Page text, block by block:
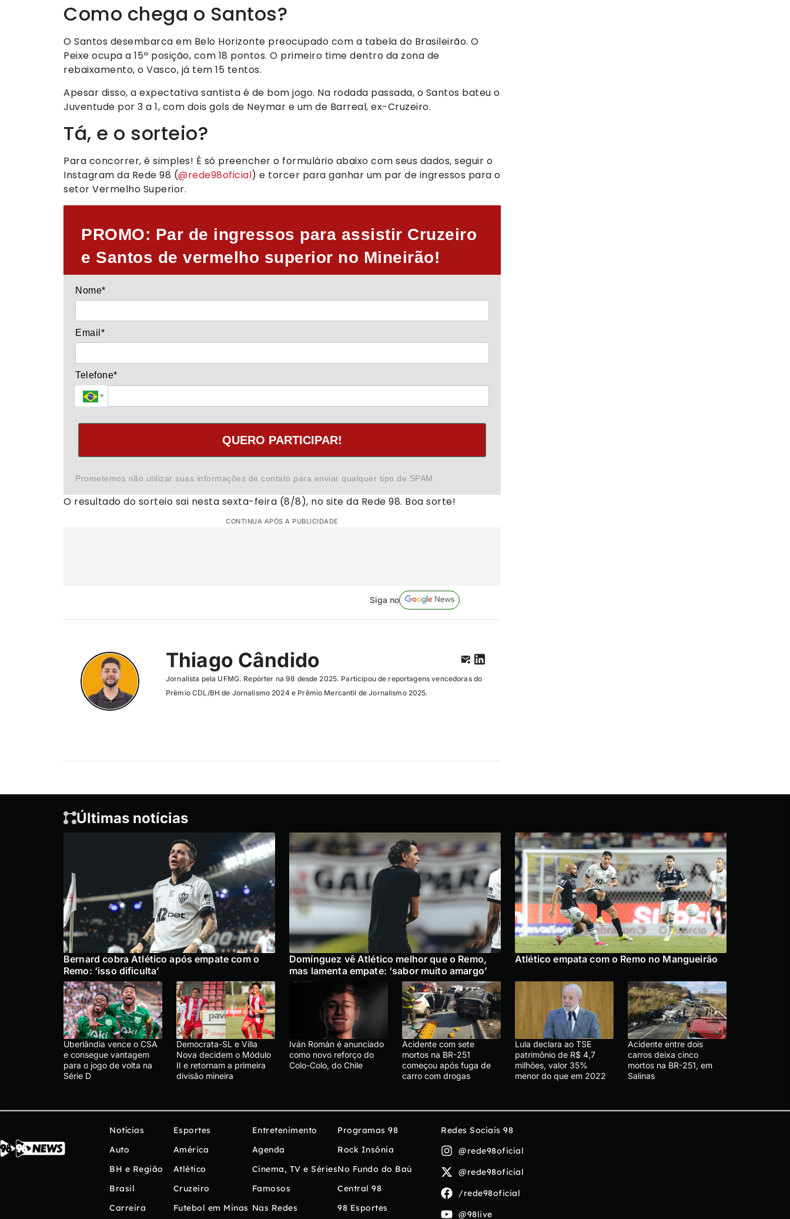
Como chega o Santos?
O Santos desembarca em Belo Horizonte preocupado com a tabela do Brasileirão. O
Peixe ocupa a 15ª posição, com 18 pontos. O primeiro time dentro da zona de
rebaixamento, o Vasco, já tem 15 tentos.
Apesar disso, a expectativa santista é de bom jogo. Na rodada passada, o Santos bateu o
Juventude por 3 a 1, com dois gols de Neymar e um de Barreal, ex-Cruzeiro.
Tá, e o sorteio?
Para concorrer, é simples! É só preencher o formulário abaixo com seus dados, seguir o
Instagram da Rede 98 (@rede98oficial) e torcer para ganhar um par de ingressos para o
setor Vermelho Superior.
PROMO: Par de ingressos para assistir Cruzeiro
e Santos de vermelho superior no Mineirão!
Nome*
Email*
Telefone*
QUERO PARTICIPAR!
Prometemos não utilizar suas informações de contato para enviar qualquer tipo de SPAM.
O resultado do sorteio sai nesta sexta-feira (8/8), no site da Rede 98. Boa sorte!
CONTINUA APÓS A PUBLICIDADE
Siga no
Thiago Cândido
Jornalista pela UFMG. Repórter na 98 desde 2025. Participou de reportagens vencedoras do
Prêmio CDL/BH de Jornalismo 2024 e Prêmio Mercantil de Jornalismo 2025.
Últimas notícias
Bernard cobra Atlético após empate com o
Remo: ‘isso dificulta’
Domínguez vê Atlético melhor que o Remo,
mas lamenta empate: ‘sabor muito amargo’
Atlético empata com o Remo no Mangueirão
Uberlândia vence o CSA
e consegue vantagem
para o jogo de volta na
Série D
Democrata-SL e Villa
Nova decidem o Módulo
II e retornam a primeira
divisão mineira
Iván Román é anunciado
como novo reforço do
Colo-Colo, do Chile
Acidente com sete
mortos na BR-251
começou após fuga de
carro com drogas
Lula declara ao TSE
patrimônio de R$ 4,7
milhões, valor 35%
menor do que em 2022
Acidente entre dois
carros deixa cinco
mortos na BR-251, em
Salinas
Notícias
Auto
BH e Região
Brasil
Carreira
Esportes
América
Atlético
Cruzeiro
Futebol em Minas
Entretenimento
Agenda
Cinema, TV e Séries
Famosos
Nas Redes
Programas 98
Rock Insônia
No Fundo do Baú
Central 98
98 Esportes
Redes Sociais 98
@rede98oficial
@rede98oficial
/rede98oficial
@98live